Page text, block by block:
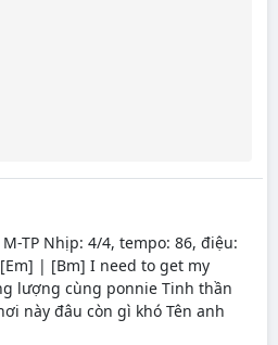
M-TP Nhịp: 4/4, tempo: 86, điệu:
| [Bm] I need to get my
lượng cùng ponnie Tinh thần
này đâu còn gì khó Tên anh